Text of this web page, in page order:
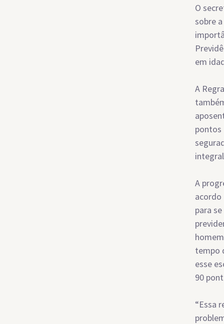
O
sobre
em
A
pontos
A
acordo
para
tempo
esse
90
“Essa